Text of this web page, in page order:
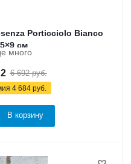
Porticciolo Bianco
см
много
6 692руб.
4 684руб.
В корзину